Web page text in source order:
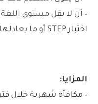
اختبار STEP أو ما يعادلها.
المزايا: